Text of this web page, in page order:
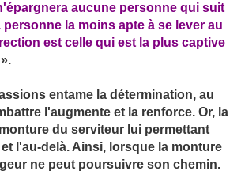
aucune personne qui suit
la moins apte à se lever au
est celle qui est la plus captive
».
entame la détermination, au
l'augmente et la renforce. Or, la
du serviteur lui permettant
l'au-delà. Ainsi, lorsque la monture
ne peut poursuivre son chemin.